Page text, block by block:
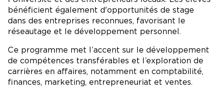
bénéficient également d'opportunités de stage
dans des entreprises reconnues, favorisant le
réseautage et le développement personnel.
Ce programme met l’accent sur le développement
de compétences transférables et l’exploration de
carrières en affaires, notamment en comptabilité,
finances, marketing, entrepreneuriat et ventes.